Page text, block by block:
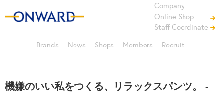
Company
Online Shop
Staff Coordinate
Brands
News Shops Members Recruit
機嫌のいい私をつくる、リラックスパンツ。 -